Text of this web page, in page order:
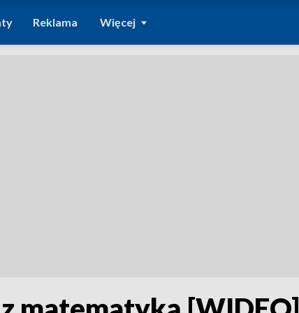
Reklama Więcej